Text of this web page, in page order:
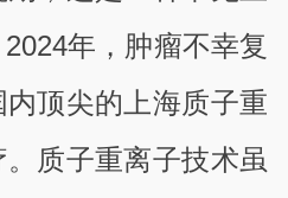
年，肿瘤不幸复
顶尖的上海质子重
质子重离子技术虽